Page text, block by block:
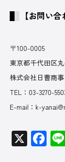
【お問い合
〒100-0005
東京都千代田区
株式会社日曹商
TEL：03-3270-
E-mail：k-
X